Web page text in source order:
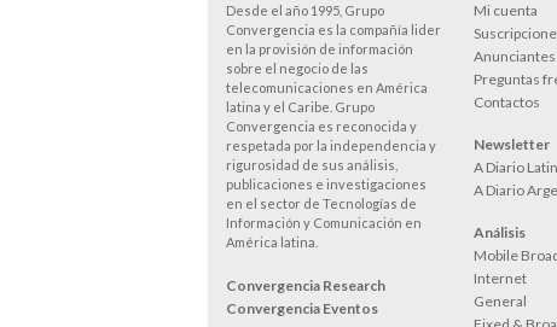
Desde el año 1995, Grupo
Convergencia es la compañía lider
en la provisión de información
sobre el negocio de las
telecomunicaciones en América
latina y el Caribe. Grupo
Convergencia es reconocida y
respetada por la independencia y
rigurosidad de sus análisis,
publicaciones e investigaciones
en el sector de Tecnologías de
Información y Comunicación en
América latina.
Convergencia Research
Convergencia Eventos
Mi cuenta
Anunciantes
Preguntas
Contactos
Newsletter
A Diario
A Diario
Análisis
Mobile
Internet
General